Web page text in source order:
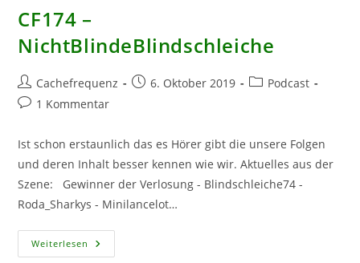
CF174 –
NichtBlindeBlindschleiche
Beitrags-
Autor:
Cachefrequenz
Beitrag6. Oktober 2019
Beitrags-
Podcast
Beitrags-
1 Kommentar
Ist schon erstaunlich das es Hörer gibt die unsere Folgen
und deren Inhalt besser kennen wie wir. Aktuelles aus der
Szene: Gewinner der Verlosung - Blindschleiche74 -
Roda_Sharkys - Minilancelot…
Weiterlesen CF174
–